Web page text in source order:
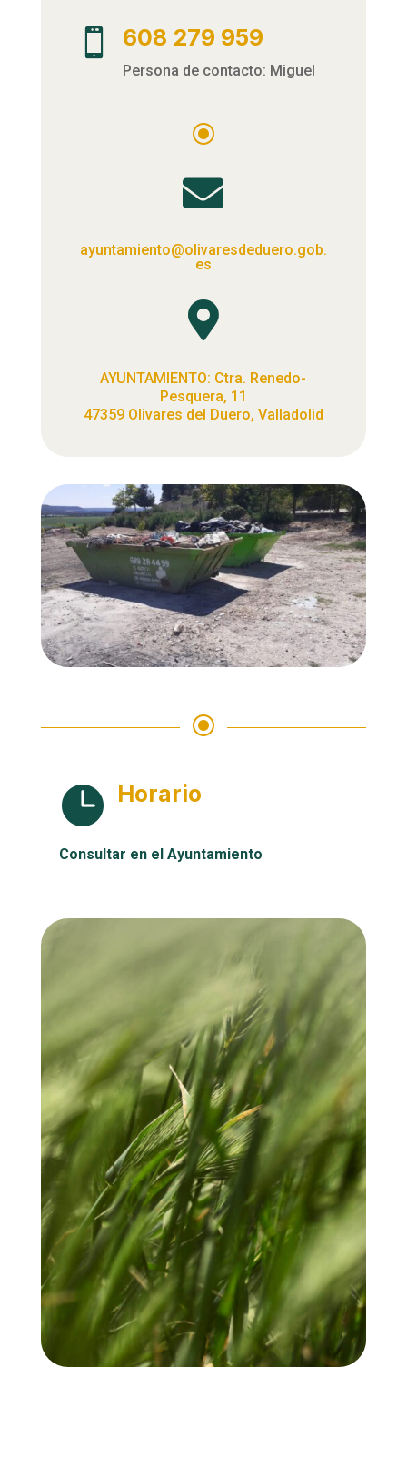
 608 279 959
Persona de contacto: Miguel
\

ayuntamiento@olivaresdeduero.gob.
es

AYUNTAMIENTO: Ctra. Renedo-
Pesquera, 11
47359 Olivares del Duero, Valladolid
\
 Horario
Consultar en el Ayuntamiento